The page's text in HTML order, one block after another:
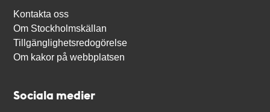
Kontakta oss
Om Stockholmskällan
Tillgänglighetsredogörelse
Om kakor på webbplatsen
Sociala medier